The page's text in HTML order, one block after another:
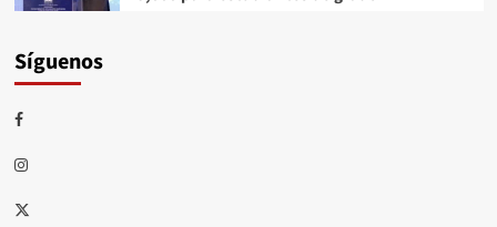
Síguenos